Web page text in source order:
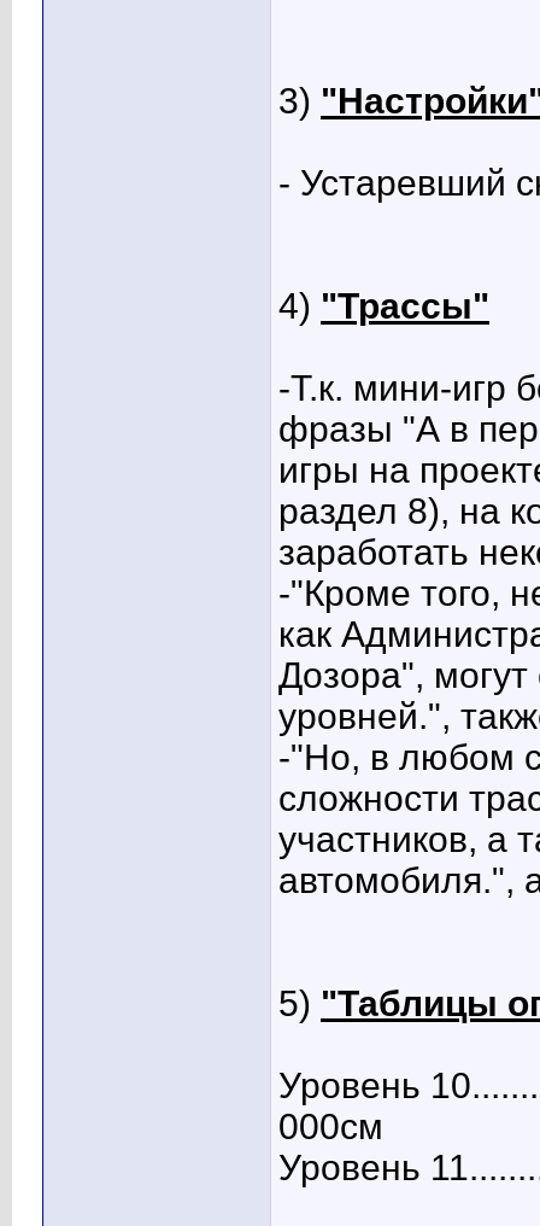
3)
- Устаревший
4) "Трассы"
-Т.к. мини-игр
фразы "А в
игры на
раздел 8), на
заработать
-"Кроме того,
как
Дозора", могут
уровней.",
-"Но, в любом
сложности
участников, а
автомобиля.",
5) "Таблицы
Уровень
000см
Уровень